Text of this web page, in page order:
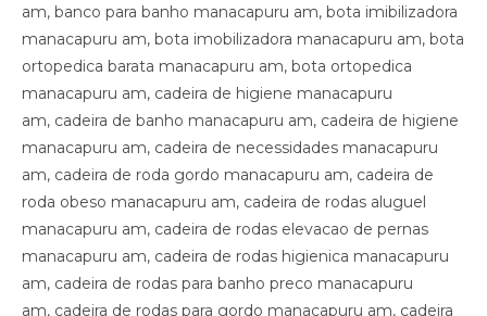
am, banco para banho manacapuru am, bota imibilizadora
manacapuru am, bota imobilizadora manacapuru am, bota
ortopedica barata manacapuru am, bota ortopedica
manacapuru am, cadeira de higiene manacapuru
am, cadeira de banho manacapuru am, cadeira de higiene
manacapuru am, cadeira de necessidades manacapuru
am, cadeira de roda gordo manacapuru am, cadeira de
roda obeso manacapuru am, cadeira de rodas aluguel
manacapuru am, cadeira de rodas elevacao de pernas
manacapuru am, cadeira de rodas higienica manacapuru
am, cadeira de rodas para banho preco manacapuru
am, cadeira de rodas para gordo manacapuru am, cadeira